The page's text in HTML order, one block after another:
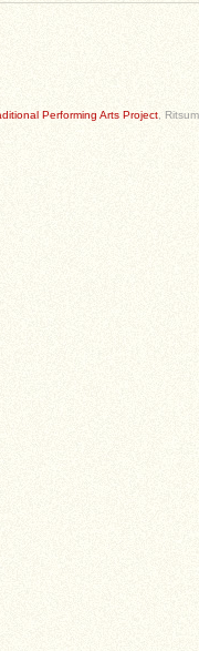
Performing Arts Project ,